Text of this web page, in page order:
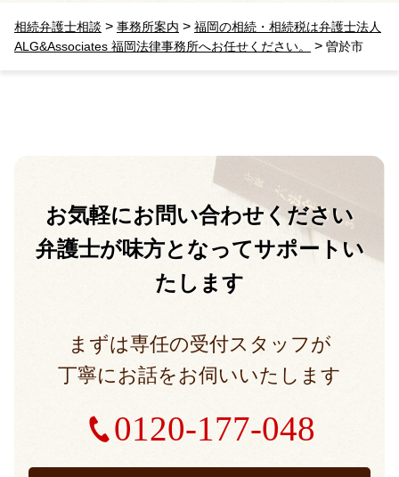
相続弁護士相談 > 事務所案内 > 福岡の相続・相続税は弁護士法人
ALG&Associates 福岡法律事務所へお任せください。
> 曽於市
お気軽にお問い合わせください
弁護士が味方となってサポートい
たします
まずは専任の受付スタッフが
丁寧にお話をお伺いいたします
0120-177-048